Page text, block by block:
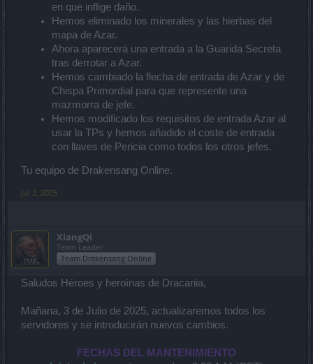
en que inflige daño.
Hemos eliminado los minerales y las hierbas del
mapa de Azar.
Ahora aparecerá una entrada a la Guarida Secreta
tras derrotar a Azar.
Hemos cambiado la flecha de entrada de Azar y de
Chispa Primordial para que represente una
mazmorra de jefe.
Hemos modificado los requisitos de entrada Azar al
usar la TPs y hemos añadido el coste de entrada
con llaves de Pericia como todos los otros jefes.
Tu equipo de Drakensang Online.
Jul 2, 2025
XiangQi
Team Leader
Team Drakensang Online
Saludos Héroes y heroínas de Dracania,
Mañana, 3 de Julio de 2025, actualizaremos todos los
servidores y se introducirán nuevos cambios.
FECHAS DEL MANTENIMIENTO